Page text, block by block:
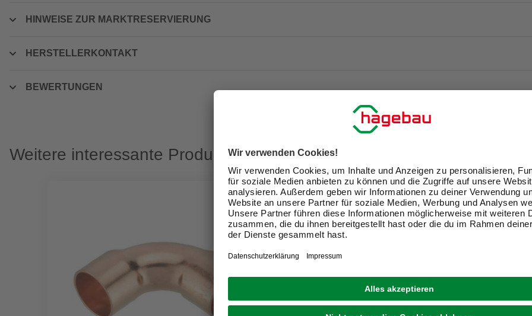
HINWEISE ZUR MARKTRESERVIERUNG
HERSTELLERKONTAKT
BEWERTUNGEN
Weitere interessante Produkte